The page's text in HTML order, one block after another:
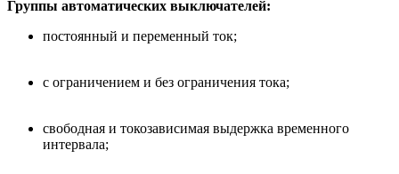
Группы автоматических выключателей:
постоянный и переменный ток;
с ограничением и без ограничения тока;
свободная и токозависимая выдержка временного
интервала;